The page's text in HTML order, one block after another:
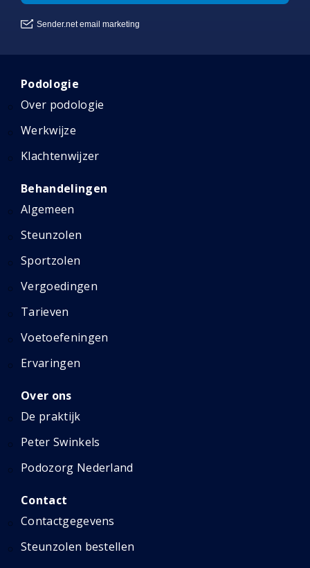
Podologie
Over podologie
Werkwijze
Klachtenwijzer
Behandelingen
Algemeen
Steunzolen
Sportzolen
Vergoedingen
Tarieven
Voetoefeningen
Ervaringen
Over ons
De praktijk
Peter Swinkels
Podozorg Nederland
Contact
Contactgegevens
Steunzolen bestellen